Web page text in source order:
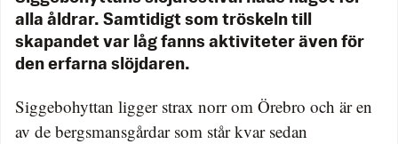
alla åldrar. Samtidigt som tröskeln till
skapandet var låg fanns aktiviteter även för
den erfarna slöjdaren.
Siggebohyttan ligger strax norr om Örebro och är en
av de bergsmansgårdar som står kvar sedan